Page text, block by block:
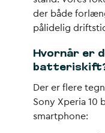
der både
pålidelig
Hvornår er
Der er flere
Sony Xperia 10
smartphone: